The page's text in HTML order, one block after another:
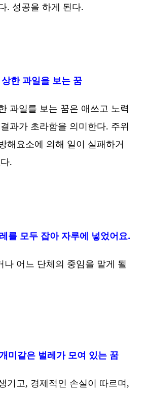
. 성공을 하게 된다.
한 과일을 보는 꿈
과일를 보는 꿈은 애쓰고 노력
과가 초라함을 의미한다. 주위
해요소에 의해 일이 실패하거
.
를 모두 잡아 자루에 넣었어요.
나 어느 단체의 중임을 맡게 될
미같은 벌레가 모여 있는 꿈
기고, 경제적인 손실이 따르며,